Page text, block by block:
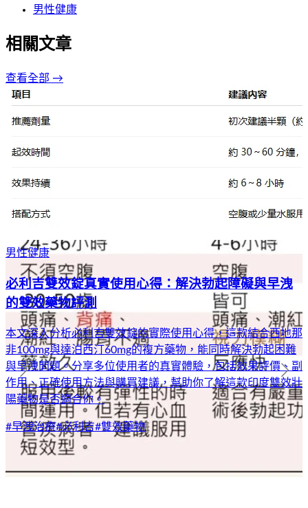
男性健康
相關文章
查看全部 →
男性健康
必利吉雙效錠真實使用心得：解決勃起障礙與早洩
的雙效藥物評測
本文深入分析必利吉雙效錠的實際使用心得，這款結合西地那
非100mg與達泊西汀60mg的複方藥物，能同時解決勃起困難
與早洩問題。分享多位使用者的真實體驗，包括效果評價、副
作用、正確使用方法與購買建議，幫助你了解這款印度雙效壯
陽藥物是否適合你。
#早洩治療#必利吉#雙效藥物